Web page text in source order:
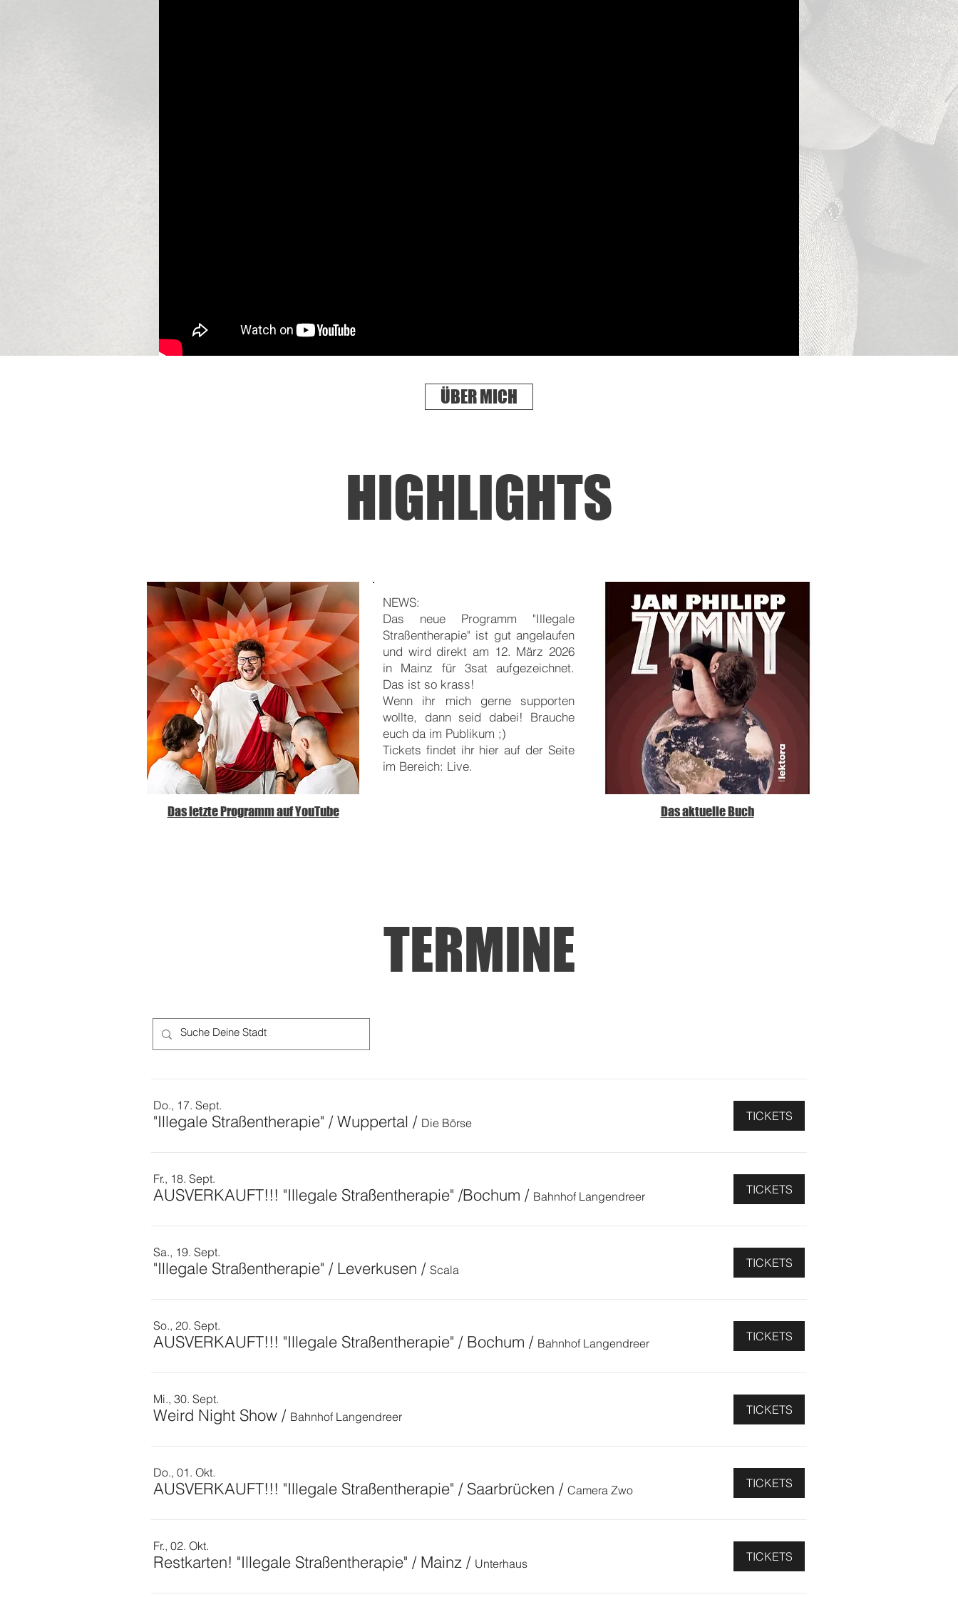
ÜBER MICH
HIGHLIGHTS
Das letzte Programm auf YouTube
NEWS:
Das neue Programm "Illegale
Straßentherapie" ist gut angelaufen
und wird direkt am 12. März 2026
in Mainz für 3sat aufgezeichnet.
Das ist so krass!
Wenn ihr mich gerne supporten
wollte, dann seid dabei! Brauche
euch da im Publikum ;)
Tickets findet ihr hier auf der Seite
im Bereich: Live.
Das aktuelle Buch
TERMINE
Do., 17. Sept.
"Illegale Straßentherapie" / Wuppertal / Die Börse TICKETS
Fr., 18. Sept.
AUSVERKAUFT!!! "Illegale Straßentherapie" /Bochum / Bahnhof Langendreer TICKETS
Sa., 19. Sept.
"Illegale Straßentherapie" / Leverkusen / Scala TICKETS
So., 20. Sept.
AUSVERKAUFT!!! "Illegale Straßentherapie" / Bochum / Bahnhof Langendreer TICKETS
Mi., 30. Sept.
Weird Night Show / Bahnhof Langendreer TICKETS
Do., 01. Okt.
AUSVERKAUFT!!! "Illegale Straßentherapie" / Saarbrücken / Camera Zwo TICKETS
Fr., 02. Okt.
Restkarten! "Illegale Straßentherapie" / Mainz / Unterhaus TICKETS